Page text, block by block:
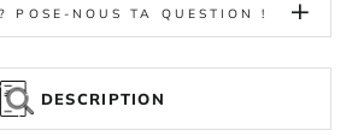
POSE-NOUS TA QUESTION !
DESCRIPTION